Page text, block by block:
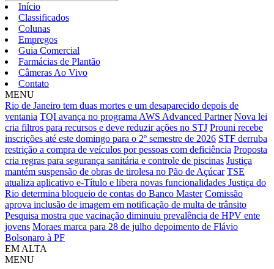
Início
Classificados
Colunas
Empregos
Guia Comercial
Farmácias de Plantão
Câmeras Ao Vivo
Contato
MENU
Rio de Janeiro tem duas mortes e um desaparecido depois de
ventania TQI avança no programa AWS Advanced Partner Nova lei
cria filtros para recursos e deve reduzir ações no STJ Prouni recebe
inscrições até este domingo para o 2º semestre de 2026 STF derruba
restrição a compra de veículos por pessoas com deficiência Proposta
cria regras para segurança sanitária e controle de piscinas Justiça
mantém suspensão de obras de tirolesa no Pão de Açúcar TSE
atualiza aplicativo e-Título e libera novas funcionalidades Justiça do
Rio determina bloqueio de contas do Banco Master Comissão
aprova inclusão de imagem em notificação de multa de trânsito
Pesquisa mostra que vacinação diminuiu prevalência de HPV ente
jovens Moraes marca para 28 de julho depoimento de Flávio
Bolsonaro à PF
EM ALTA
MENU